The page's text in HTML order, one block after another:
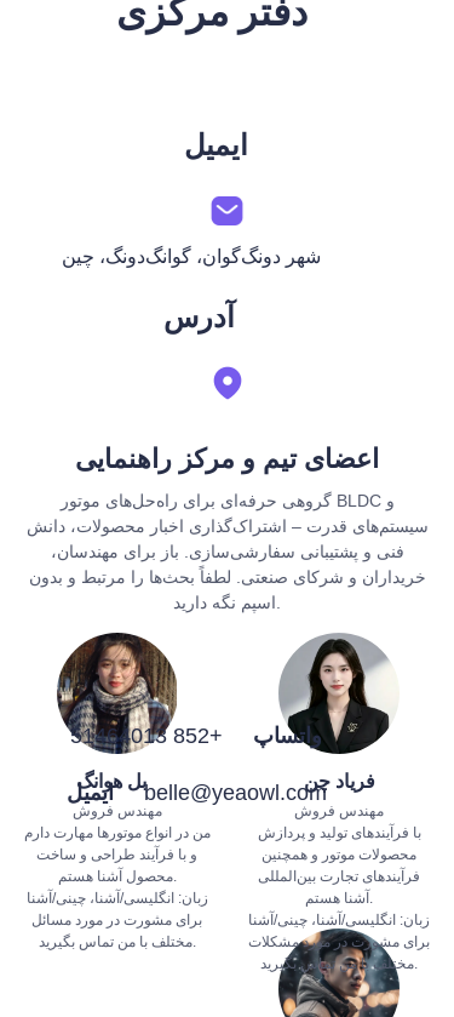
دفتر مرکزی
ایمیل
آدرس
شهر دونگ‌گوان، گوانگ‌دونگ، چین
اعضای تیم و مرکز راهنمایی
گروهی حرفه‌ای برای راه‌حل‌های موتور BLDC و
سیستم‌های قدرت – اشتراک‌گذاری اخبار محصولات، دانش
فنی و پشتیبانی سفارشی‌سازی. باز برای مهندسان،
خریداران و شرکای صنعتی. لطفاً بحث‌ها را مرتبط و بدون
بل هوانگ فریاد چن
مهندس فروش
من در انواع موتورها مهارت دارم
و با فرآیند طراحی و ساخت
محصول آشنا هستم.
زبان: انگلیسی/آشنا، چینی/آشنا
برای مشورت در مورد مسائل
مختلف با من تماس بگیرید.
مهندس فروش
با فرآیندهای تولید و پردازش
محصولات موتور و همچنین
فرآیندهای تجارت بین‌المللی
آشنا هستم.
زبان: انگلیسی/آشنا، چینی/آشنا
برای مشورت در مورد مشکلات
مختلف با من تماس بگیرید.
ایمیلbelle@yeaowl.com
واتساپ +852 51464013